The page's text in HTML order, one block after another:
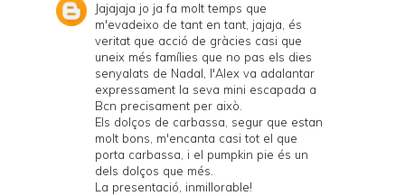
Jajajaja jo ja fa molt temps que
m'evadeixo de tant en tant, jajaja, és
veritat que acció de gràcies casi que
uneix més famílies que no pas els dies
senyalats de Nadal, l'Alex va adalantar
expressament la seva mini escapada a
Bcn precisament per això.
Els dolços de carbassa, segur que estan
molt bons, m'encanta casi tot el que
porta carbassa, i el pumpkin pie és un
dels dolços que més.
La presentació, inmillorable!